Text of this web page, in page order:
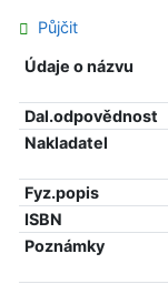
Půjčit
Údaje o názvu
Dal.odpovědnost
Nakladatel
Fyz.popis
ISBN
Poznámky